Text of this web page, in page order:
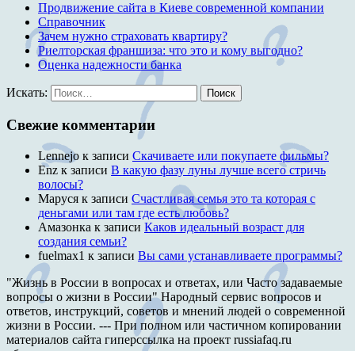
Продвижение сайта в Киеве современной компании
Справочник
Зачем нужно страховать квартиру?
Риелторская франшиза: что это и кому выгодно?
Оценка надежности банка
Искать: Поиск
Свежие комментарии
Lennejo к записи Скачиваете или покупаете фильмы?
Enz к записи В какую фазу луны лучше всего стричь
волосы?
Маруся к записи Счастливая семья это та которая с
деньгами или там где есть любовь?
Амазонка к записи Каков идеальный возраст для
создания семьи?
fuelmax1 к записи Вы сами устанавливаете программы?
"Жизнь в России в вопросах и ответах, или Часто задаваемые
вопросы о жизни в России" Народный сервис вопросов и
ответов, инструкций, советов и мнений людей о современной
жизни в России. --- При полном или частичном копировании
материалов сайта гиперссылка на проект russiafaq.ru